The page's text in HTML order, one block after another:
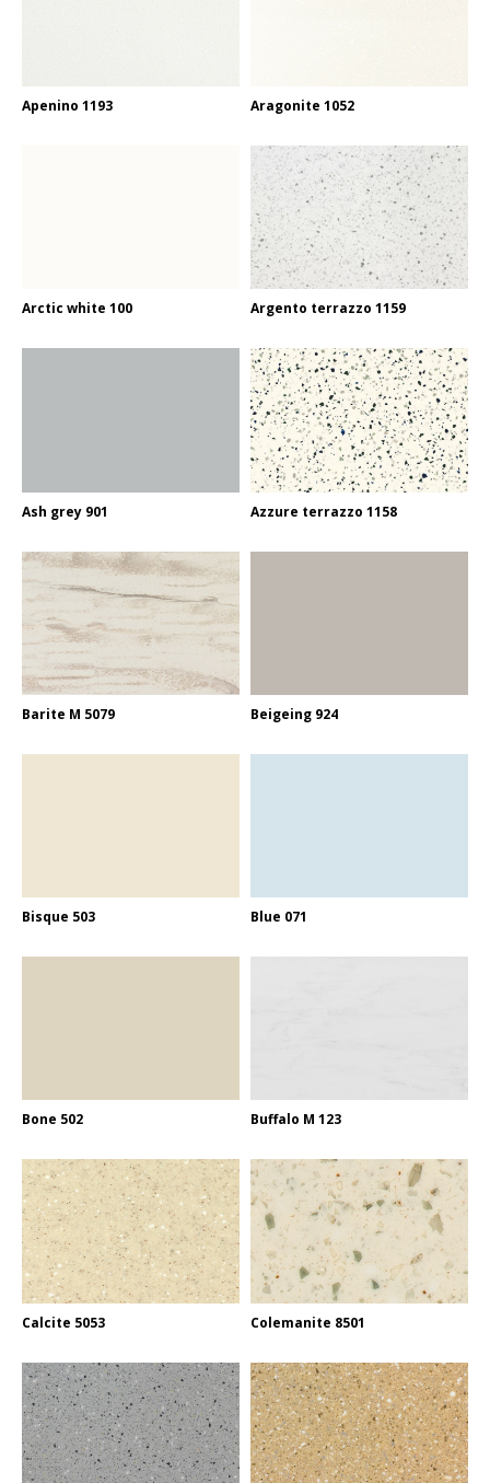
Apenino 1193 Aragonite 1052
Arctic white 100 Argento terrazzo 1159
Ash grey 901 Azzure terrazzo 1158
Barite M 5079 Beigeing 924
Bisque 503 Blue 071
Bone 502 Buffalo M 123
Calcite 5053 Colemanite 8501